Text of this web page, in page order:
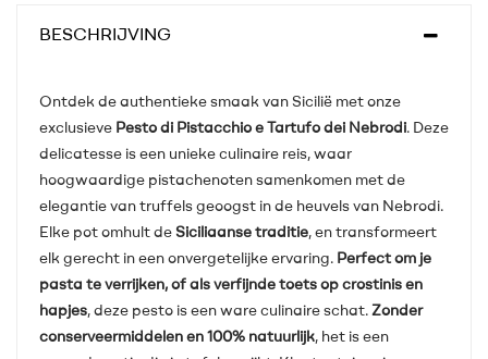
BESCHRIJVING
Ontdek de authentieke smaak van Sicilië met onze
exclusieve Pesto di Pistacchio e Tartufo dei Nebrodi. Deze
delicatesse is een unieke culinaire reis, waar
hoogwaardige pistachenoten samenkomen met de
elegantie van truffels geoogst in de heuvels van Nebrodi.
Elke pot omhult de Siciliaanse traditie, en transformeert
elk gerecht in een onvergetelijke ervaring. Perfect om je
pasta te verrijken, of als verfijnde toets op crostinis en
hapjes, deze pesto is een ware culinaire schat. Zonder
conserveermiddelen en 100% natuurlijk, het is een